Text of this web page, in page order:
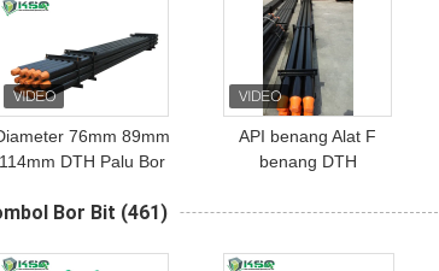
76mm 89mm
114mm DTH Palu Bor
API benang Alat F
benang DTH
Hole Bor Pipa
Bor Bit (461)